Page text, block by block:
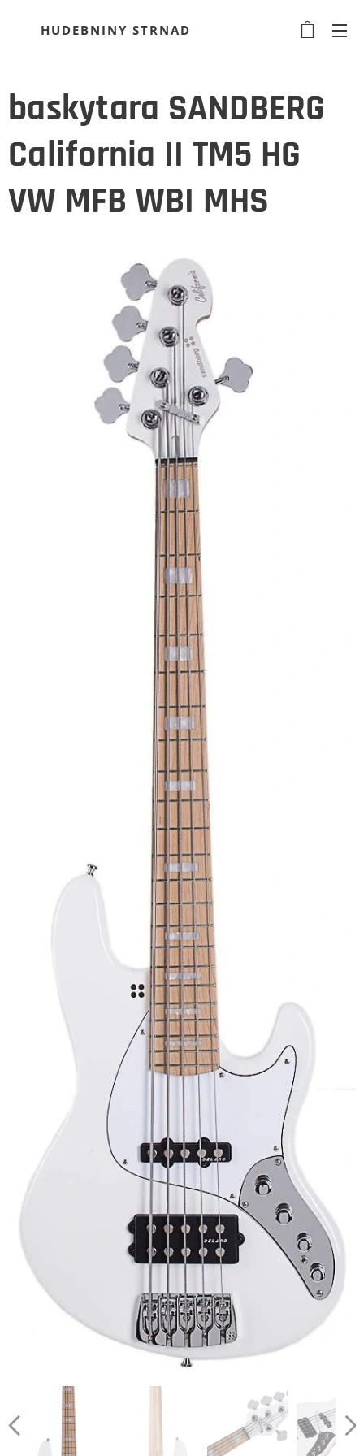
HUDEBNINY STRNAD
baskytara SANDBERG
California II TM5 HG
VW MFB WBI MHS